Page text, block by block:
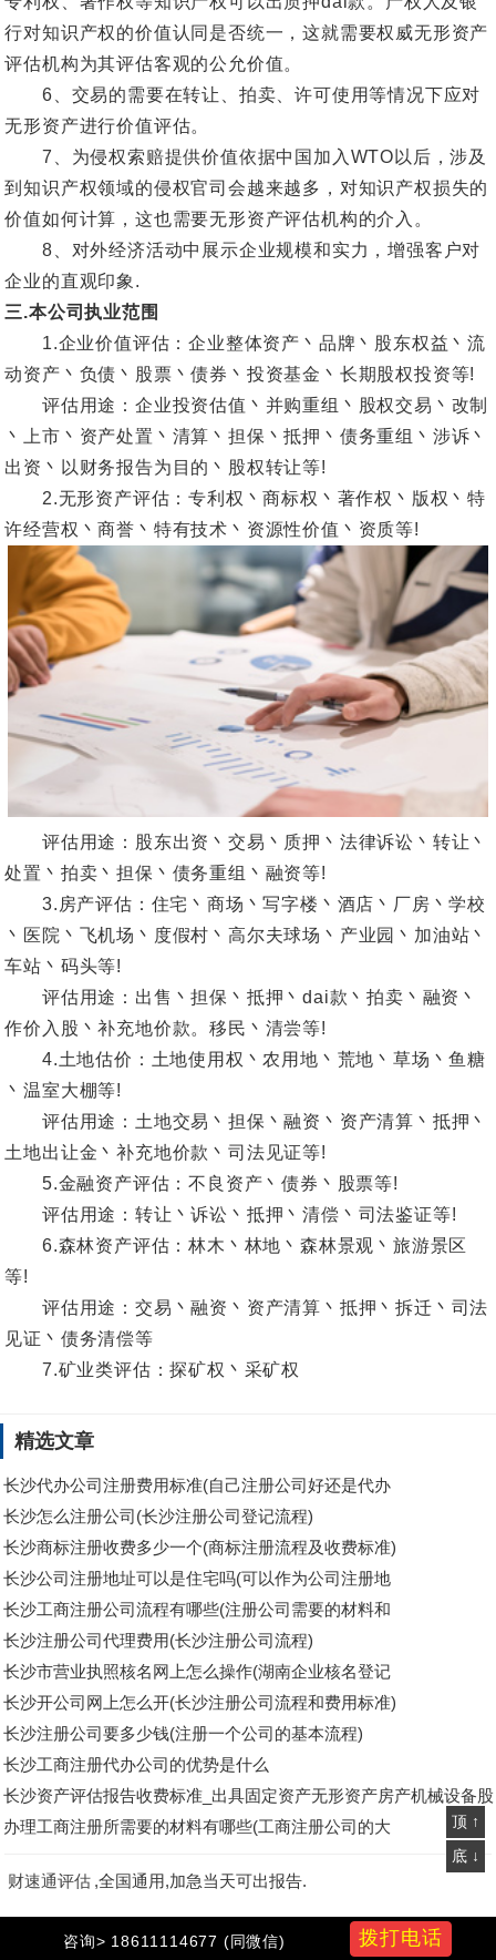
行对知识产权的价值认同是否统一，这就需要权威无形资产
评估机构为其评估客观的公允价值。
6、交易的需要在转让、拍卖、许可使用等情况下应对
无形资产进行价值评估。
7、为侵权索赔提供价值依据中国加入WTO以后，涉及
到知识产权领域的侵权官司会越来越多，对知识产权损失的
价值如何计算，这也需要无形资产评估机构的介入。
8、对外经济活动中展示企业规模和实力，增强客户对
企业的直观印象.
三.本公司执业范围
1.企业价值评估：企业整体资产丶品牌丶股东权益丶流
动资产丶负债丶股票丶债券丶投资基金丶长期股权投资等!
评估用途：企业投资估值丶并购重组丶股权交易丶改制
丶上市丶资产处置丶清算丶担保丶抵押丶债务重组丶涉诉丶
出资丶以财务报告为目的丶股权转让等!
2.无形资产评估：专利权丶商标权丶著作权丶版权丶特
许经营权丶商誉丶特有技术丶资源性价值丶资质等!
评估用途：股东出资丶交易丶质押丶法律诉讼丶转让丶
处置丶拍卖丶担保丶债务重组丶融资等!
3.房产评估：住宅丶商场丶写字楼丶酒店丶厂房丶学校
丶医院丶飞机场丶度假村丶高尔夫球场丶产业园丶加油站丶
车站丶码头等!
评估用途：出售丶担保丶抵押丶dai款丶拍卖丶融资丶
作价入股丶补充地价款。移民丶清尝等!
4.土地估价：土地使用权丶农用地丶荒地丶草场丶鱼糖
丶温室大棚等!
评估用途：土地交易丶担保丶融资丶资产清算丶抵押丶
土地出让金丶补充地价款丶司法见证等!
5.金融资产评估：不良资产丶债券丶股票等!
评估用途：转让丶诉讼丶抵押丶清偿丶司法鉴证等!
6.森林资产评估：林木丶林地丶森林景观丶旅游景区
等!
评估用途：交易丶融资丶资产清算丶抵押丶拆迁丶司法
见证丶债务清偿等
7.矿业类评估：探矿权丶采矿权
精选文章
长沙代办公司注册费用标准(自己注册公司好还是代办
长沙怎么注册公司(长沙注册公司登记流程)
长沙商标注册收费多少一个(商标注册流程及收费标准)
长沙公司注册地址可以是住宅吗(可以作为公司注册地
长沙工商注册公司流程有哪些(注册公司需要的材料和
长沙注册公司代理费用(长沙注册公司流程)
长沙市营业执照核名网上怎么操作(湖南企业核名登记
长沙开公司网上怎么开(长沙注册公司流程和费用标准)
长沙注册公司要多少钱(注册一个公司的基本流程)
长沙工商注册代办公司的优势是什么
长沙资产评估报告收费标准_出具固定资产无形资产房产机械设备股
权转让评估报告
办理工商注册所需要的材料有哪些(工商注册公司的大
财速通评估 ,全国通用,加急当天可出报告.
财速通评估www.caiwua.com可做全国企业资产评估,无形资产
顶 ↑
底 ↓
咨询> 18611114677 (同微信) 拨打电话